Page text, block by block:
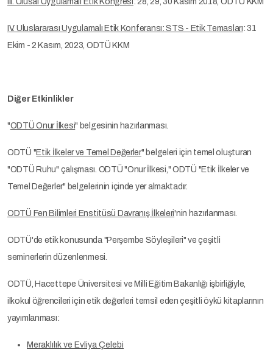
IV. Uluslararası Uygulamalı Etik Konferansı: STS - Etik Temasları: 31
Ekim - 2 Kasım, 2023, ODTÜ KKM
Diğer Etkinlikler
"ODTÜ Onur İlkesi" belgesinin hazırlanması.
ODTÜ "Etik İlkeler ve Temel Değerler" belgeleri için temel oluşturan
"ODTÜ Ruhu" çalışması. ODTÜ "Onur İlkesi," ODTÜ "Etik İlkeler ve
Temel Değerler" belgelerinin içinde yer almaktadır.
ODTÜ Fen Bilimleri Enstitüsü Davranış İlkeleri'nin hazırlanması.
ODTÜ'de etik konusunda "Perşembe Söyleşileri" ve çeşitli
seminerlerin düzenlenmesi.
ODTÜ, Hacettepe Üniversitesi ve Milli Eğitim Bakanlığı işbirliğiyle,
ilkokul öğrencileri için etik değerleri temsil eden çeşitli öykü kitaplarının
yayımlanması:
Meraklılık ve Evliya Çelebi